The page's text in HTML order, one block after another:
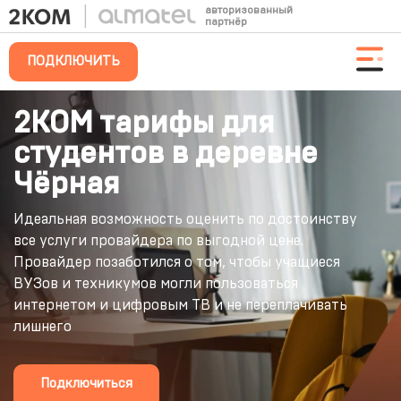
авторизованный
партнёр
ПОДКЛЮЧИТЬ
2КОМ тарифы для
студентов в деревне
Чёрная
Идеальная возможность оценить по достоинству
все услуги провайдера по выгодной цене.
Провайдер позаботился о том, чтобы учащиеся
ВУЗов и техникумов могли пользоваться
интернетом и цифровым ТВ и не переплачивать
лишнего
Подключиться